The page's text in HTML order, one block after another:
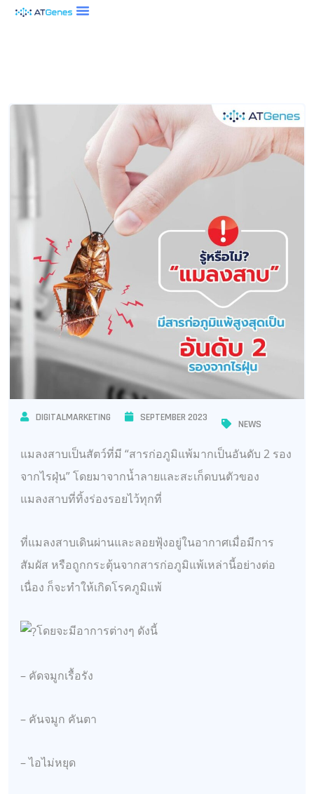
DIGITALMARKETING SEPTEMBER 2023
NEWS
แมลงสาบเป็นสัตว์ที่มี “สารก่อภูมิแพ้มากเป็นอันดับ 2 รอง
จากไรฝุ่น” โดยมาจากน้ำลายและสะเก็ดบนตัวของ
แมลงสาบที่ทิ้งร่องรอยไว้ทุกที่
ที่แมลงสาบเดินผ่านและลอยฟุ้งอยู่ในอากาศเมื่อมีการ
สัมผัส หรือถูกกระตุ้นจากสารก่อภูมิแพ้เหล่านี้อย่างต่อ
เนื่อง ก็จะทำให้เกิดโรคภูมิแพ้
โดยจะมีอาการต่างๆ ดังนี้
– คัดจมูกเรื้อรัง
– คันจมูก คันตา
– ไอไม่หยุด